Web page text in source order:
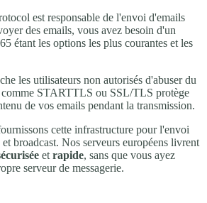
est responsable de l'envoi d'emails
des emails, vous avez besoin d'un
étant les options les plus courantes et les
les utilisateurs non autorisés d'abuser du
STARTTLS ou SSL/TLS protège
de vos emails pendant la transmission.
cette infrastructure pour l'envoi
broadcast. Nos serveurs européens livrent
et rapide, sans que vous ayez
serveur de messagerie.